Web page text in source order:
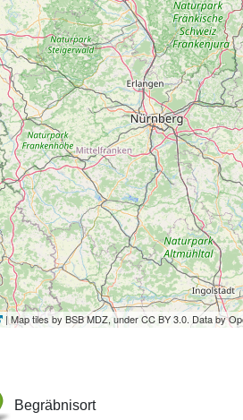
| Map tiles by BSB MDZ, under CC BY 3.0. Data by
Begräbnisort